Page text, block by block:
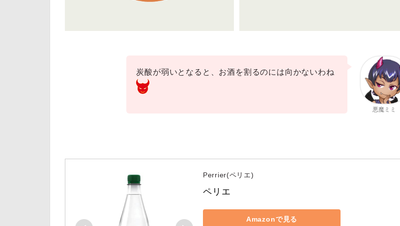
悪魔ミミ
炭酸が弱いとなると、お酒を割るのには向かないわね
Perrier(ペリエ)
ペリエ
Amazonで見る